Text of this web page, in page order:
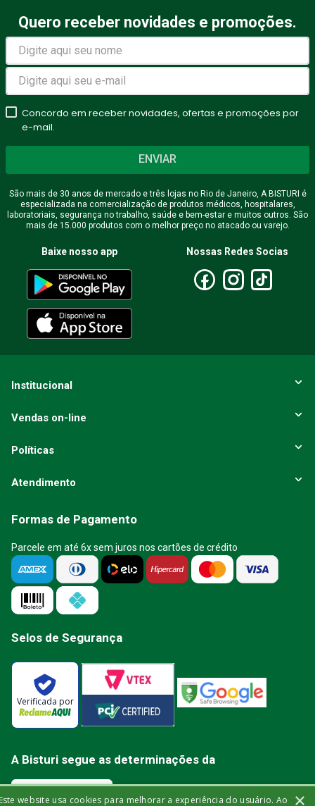
Quero receber novidades e promoções.
Concordo em receber novidades, ofertas e promoções por
e-mail.
ENVIAR
São mais de 30 anos de mercado e três lojas no Rio de Janeiro, A BISTURI é
especializada na comercialização de produtos médicos, hospitalares,
laboratoriais, segurança no trabalho, saúde e bem-estar e muitos outros. São
mais de 15.000 produtos com o melhor preço no atacado ou varejo.
Baixe nosso app Nossas Redes Socias
Institucional
Vendas on-line
Políticas
Atendimento
Formas de Pagamento
Parcele em até 6x sem juros nos cartões de crédito
Selos de Segurança
Verificada por
A Bisturi segue as determinações da
×
website usa cookies para melhorar a experiência do usuário. Ao